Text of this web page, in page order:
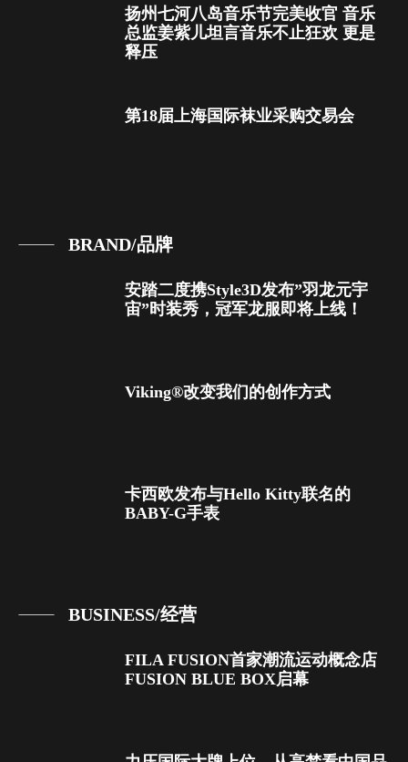
扬州七河八岛音乐节完美收官 音乐
总监姜紫儿坦言音乐不止狂欢 更是
释压
第18届上海国际袜业采购交易会
BRAND/品牌
安踏二度携Style3D发布”羽龙元宇
宙”时装秀，冠军龙服即将上线！
Viking®改变我们的创作方式
卡西欧发布与Hello Kitty联名的
BABY-G手表
BUSINESS/经营
FILA FUSION首家潮流运动概念店
FUSION BLUE BOX启幕